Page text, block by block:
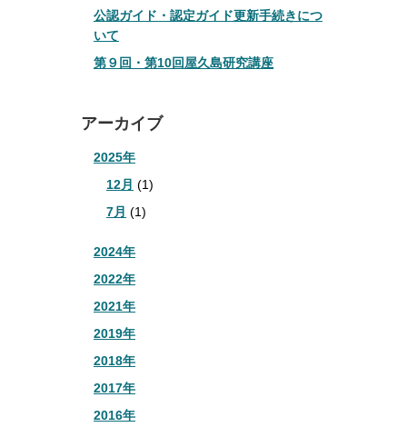
公認ガイド・認定ガイド更新手続きにつ
いて
第９回・第10回屋久島研究講座
アーカイブ
2025年
12月 (1)
7月 (1)
2024年
2022年
2021年
2019年
2018年
2017年
2016年